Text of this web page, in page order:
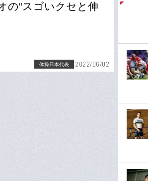
の“スゴいクセと伸
体操日本代表 2022/06/02